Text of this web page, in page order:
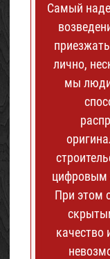
Самый
лично,
мы люди
цифровым
При этом
качество